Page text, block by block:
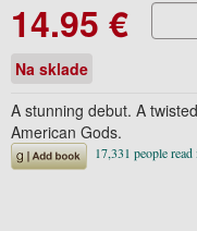
14.95 €
Na sklade
A stunning debut. A
American Gods.